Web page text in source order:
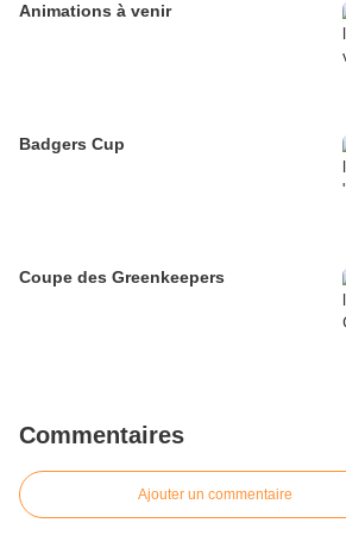
Animations à venir
Badgers Cup
Coupe des Greenkeepers
Commentaires
Ajouter un commentaire